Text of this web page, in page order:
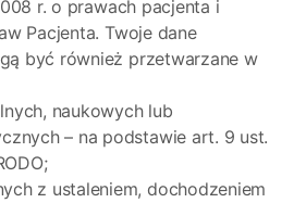
r. o prawach pacjenta i
Pacjenta. Twoje dane
być również przetwarzane w
naukowych lub
– na podstawie art. 9 ust.
z ustaleniem, dochodzeniem